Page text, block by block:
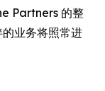
Partners 的整
业务将照常进